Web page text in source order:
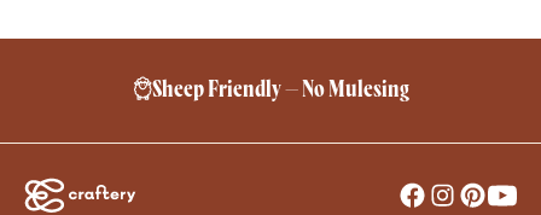
Sheep Friendly – No Mulesing